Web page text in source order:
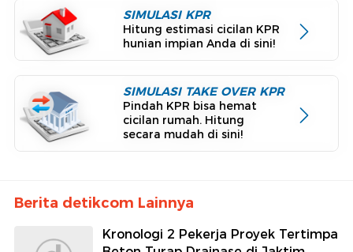
SIMULASI KPR
Hitung estimasi cicilan KPR
hunian impian Anda di sini!
SIMULASI TAKE OVER KPR
Pindah KPR bisa hemat
cicilan rumah. Hitung
secara mudah di sini!
Berita detikcom Lainnya
Kronologi 2 Pekerja Proyek Tertimpa